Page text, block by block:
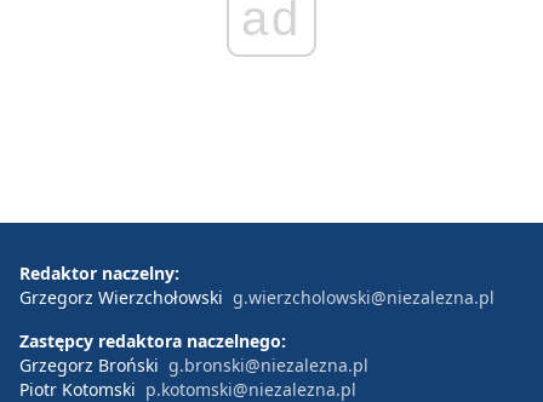
ad
Redaktor naczelny:
Grzegorz Wierzchołowski g.wierzcholowski@niezalezna.pl
Zastępcy redaktora naczelnego:
Grzegorz Broński g.bronski@niezalezna.pl
Piotr Kotomski p.kotomski@niezalezna.pl